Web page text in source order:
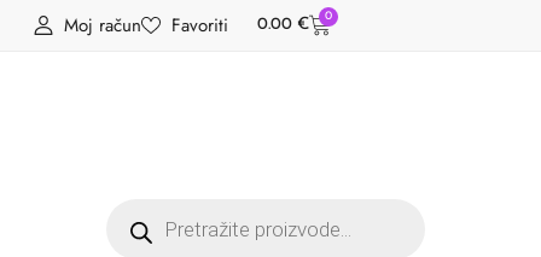
Moj račun Favoriti 0.00 € 0